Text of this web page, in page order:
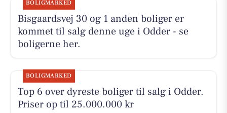
BOLIGMARKED
Bisgaardsvej 30 og 1 anden boliger er
kommet til salg denne uge i Odder - se
boligerne her.
BOLIGMARKED
Top 6 over dyreste boliger til salg i Odder.
Priser op til 25.000.000 kr